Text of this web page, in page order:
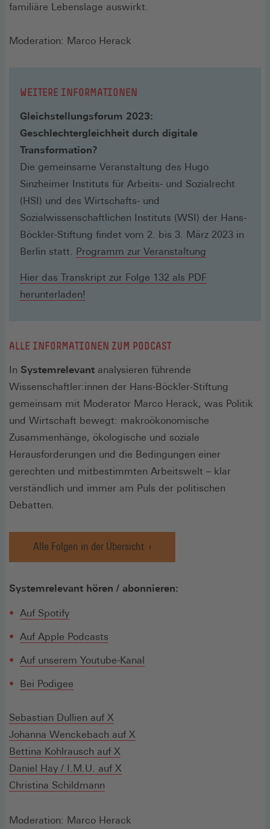
familiäre Lebenslage auswirkt.
Moderation: Marco Herack
WEITERE INFORMATIONEN
Gleichstellungsforum 2023:
Geschlechtergleichheit durch digitale
Transformation?
Die gemeinsame Veranstaltung des Hugo
Sinzheimer Instituts für Arbeits- und Sozialrecht
(HSI) und des Wirtschafts- und
Sozialwissenschaftlichen Instituts (WSI) der Hans-
Böckler-Stiftung findet vom 2. bis 3. März 2023 in
Berlin statt. Programm zur Veranstaltung
Hier das Transkript zur Folge 132 als PDF
herunterladen!
ALLE INFORMATIONEN ZUM PODCAST
In Systemrelevant analysieren führende
Wissenschaftler:innen der Hans-Böckler-Stiftung
gemeinsam mit Moderator Marco Herack, was Politik
und Wirtschaft bewegt: makroökonomische
Zusammenhänge, ökologische und soziale
Herausforderungen und die Bedingungen einer
gerechten und mitbestimmten Arbeitswelt – klar
verständlich und immer am Puls der politischen
Debatten.
Alle Folgen in der Übersicht
Systemrelevant hören / abonnieren:
Auf Spotify(Öffnet
einem
neuen
Fenster)
Auf Apple Podcasts
einem
Auf unserem Youtube-Kanal
Bei Podige(Öffnet
einem
neuen
Fenster)
e
einem
neuen
Fenster)
Sebastian Dullien auf X
in
einem
neuen
Johanna Wenckebach auf X
Bettina Kohlrausch auf X
in
Fenster)
Daniel Hay / I.M.U. auf X
neuen
Christina Schildmann
Moderation: Marco Herack